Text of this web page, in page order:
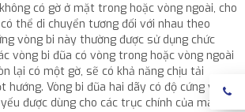
không có gờ ở mặt trong hoặc vòng ngoài, cho
thể di chuyển tương đối với nhau theo
vòng bi này thường được sử dụng chức
vòng bi đũa có vòng trong hoặc vòng ngoài
lại có một gờ, sẽ có khả năng chịu tải
Vòng bi đũa hai dãy có độ cứng vững
được dùng cho các trục chính của máy